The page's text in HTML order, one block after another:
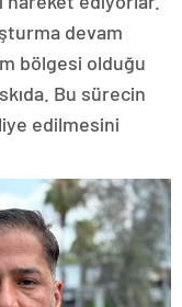
devam
bölgesi olduğu
Bu sürecin
edilmesini